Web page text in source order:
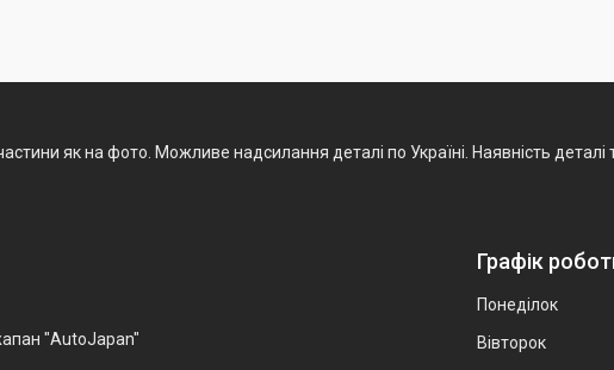
як на фото. Можливе надсилання деталі по Україні. Наявність
"AutoJapan"
Графік
Понеділок
Вівторок